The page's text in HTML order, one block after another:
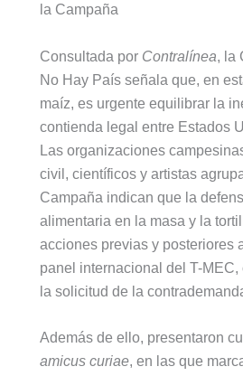
la Campaña
Consultada por Contralínea, la
No Hay País señala que, en
maíz, es urgente equilibrar la
contienda legal entre Estados
Las organizaciones
civil, científicos y artistas
Campaña indican que la
alimentaria en la masa y la
acciones previas y posteriores
panel internacional del T-
la solicitud de la
Además de ello, presentaron
amicus curiae, en las que